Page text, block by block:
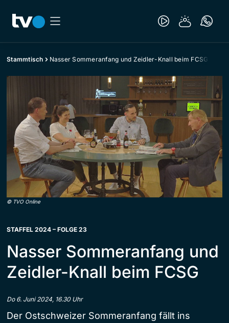
Stammtisch Nasser Sommeranfang und Zeidler-Knall beim FCSG
© TVO Online
STAFFEL 2024 – FOLGE 23
Nasser Sommeranfang und
Zeidler-Knall beim FCSG
Do 6. Juni 2024, 16.30 Uhr
Der Ostschweizer Sommeranfang fällt ins